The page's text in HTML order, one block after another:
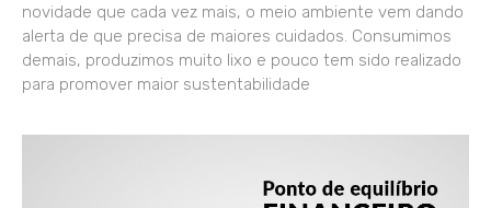
novidade que cada vez mais, o meio ambiente vem dando
alerta de que precisa de maiores cuidados. Consumimos
demais, produzimos muito lixo e pouco tem sido realizado
para promover maior sustentabilidade